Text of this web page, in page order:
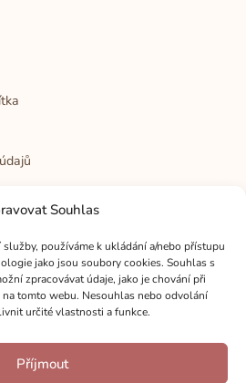
Souhlas
používáme k ukládání a/nebo přístupu
jako jsou soubory cookies. Souhlas s
zpracovávat údaje, jako je chování při
tomto webu. Nesouhlas nebo odvolání
určité vlastnosti a funkce.
Příjmout